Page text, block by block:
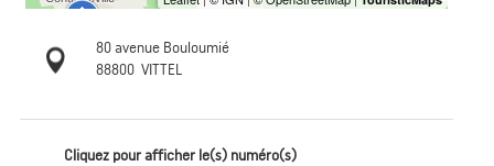
80 avenue Bouloumié
88800 VITTEL
Cliquez pour afficher le(s) numéro(s)